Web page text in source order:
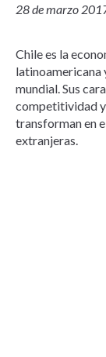
28 de marzo
Chile es la
latinoamericana
mundial. Sus
competitividad y
transforman en
extranjeras.